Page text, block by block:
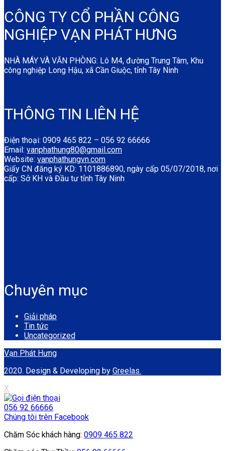
CÔNG TY CỔ PHẦN CÔNG
NGHIỆP VẠN PHÁT HƯNG
NHÀ MÁY VÀ VĂN PHÒNG: Lô M4, đường Trung Tâm, Khu
công nghiệp Long Hậu, xã Cần Giuộc, tỉnh Tây Ninh
THÔNG TIN LIÊN HỆ
Điện thoại: 0909 465 822 – 056 92 66666
Email: vanphathung80@gmail.com
Website: vanphathungvn.com
Giấy CN đăng ký KD: 1101886890, ngày cấp 05/07/2018, nơi
cấp: Sở KH và Đầu tư tỉnh Tây Ninh
Chuyên mục
Giải pháp
Tin tức
Uncategorized
Vạn Phát Hưng
2020. Design & Developing by Greelas.
X
056 92 66666
Chúng tôi trên Facebook
Chăm Sóc khách hàng: 0909 465 822